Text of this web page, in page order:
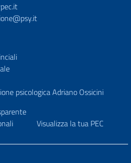
psicologica Adriano Ossicini
Visualizza la tua PEC